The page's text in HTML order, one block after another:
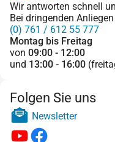
Wir antworten schnell
Bei dringenden
(0) 761 / 612 55 777
Montag bis Freitag
von 09:00 - 12:00
und 13:00 - 16:00
Folgen Sie uns
Newsletter